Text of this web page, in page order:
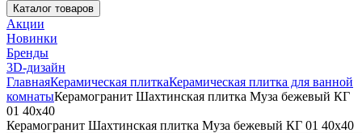
Каталог товаров
Акции
Новинки
Бренды
3D-дизайн
ГлавнаяКерамическая плиткаКерамическая плитка для ванной
комнатыКерамогранит Шахтинская плитка Муза бежевый КГ
01 40х40
Керамогранит Шахтинская плитка Муза бежевый КГ 01 40х40